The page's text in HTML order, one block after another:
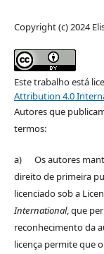
Copyright (c) 2024
Este trabalho está
Attribution 4.0
Autores que
termos:
a) Os autores
direito de primeira
licenciado sob a
International, que
reconhecimento da
licença permite que